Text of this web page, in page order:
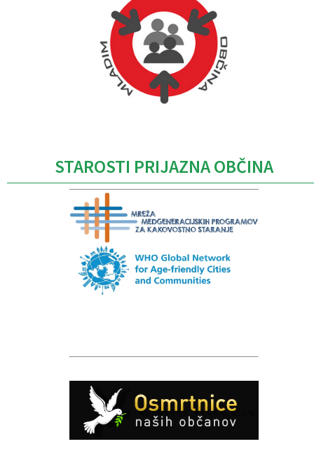
STAROSTI PRIJAZNA OBČINA